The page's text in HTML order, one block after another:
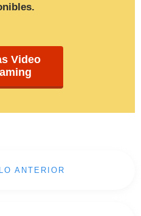
Video
ANTERIOR